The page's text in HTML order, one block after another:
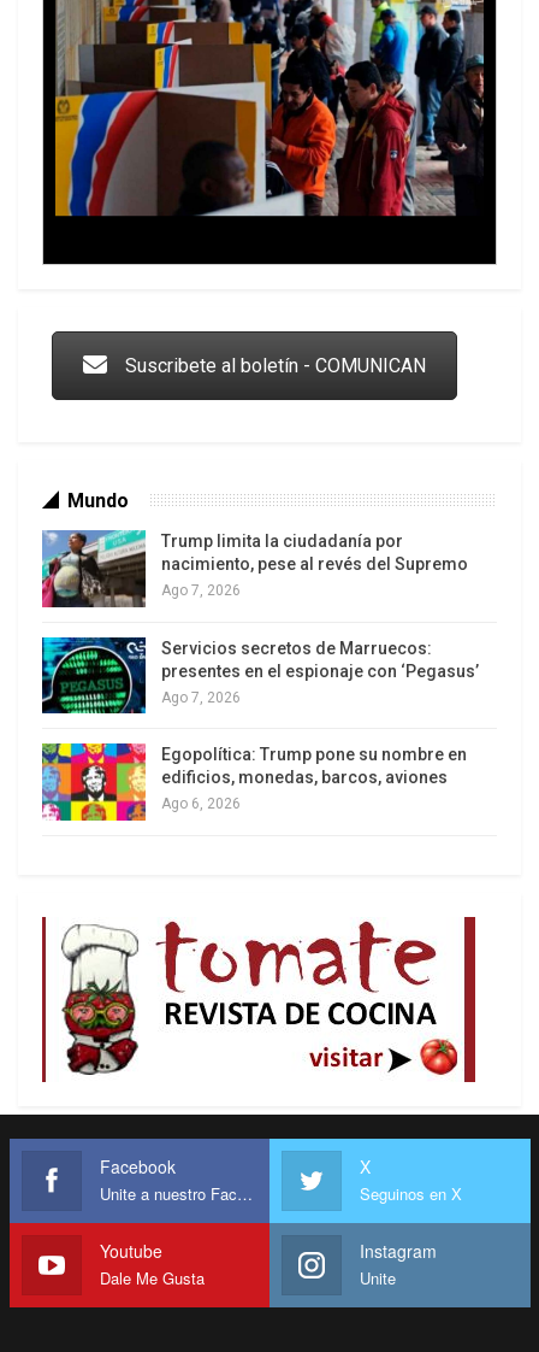
Los latinos le van dando la espalda a Trump
Suscribete al boletín - COMUNICAN
Mundo
Trump limita la ciudadanía por
nacimiento, pese al revés del Supremo
Ago 7, 2026
Servicios secretos de Marruecos:
presentes en el espionaje con ‘Pegasus’
Ago 7, 2026
Egopolítica: Trump pone su nombre en
edificios, monedas, barcos, aviones
Ago 6, 2026
Facebook
Unite a nuestro Facebook
X
Seguinos en X
Youtube
Dale Me Gusta
Instagram
Unite